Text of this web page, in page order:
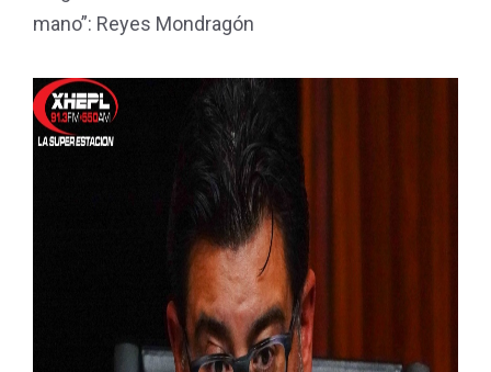
mano”: Reyes Mondragón